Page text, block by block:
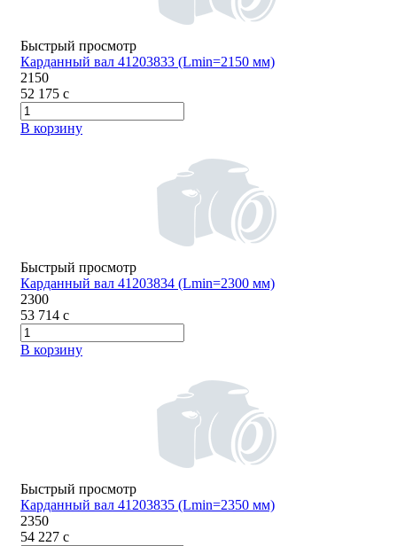
Быстрый просмотр
Карданный вал 41203833 (Lmin=2150 мм)
2150
52 175 c
В корзину
Быстрый просмотр
Карданный вал 41203834 (Lmin=2300 мм)
2300
53 714 c
В корзину
Быстрый просмотр
Карданный вал 41203835 (Lmin=2350 мм)
2350
54 227 c